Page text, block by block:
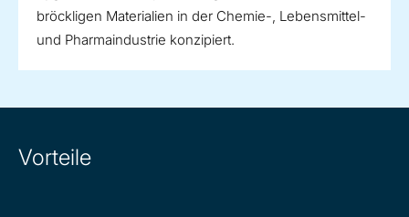
bröckligen Materialien in der Chemie-, Lebensmittel-
und Pharmaindustrie konzipiert.
Vorteile